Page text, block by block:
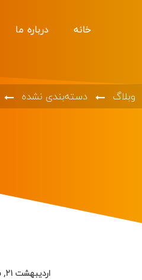
خانه درباره ما
وبلاگ دسته‌بندی نشده
اردیبهشت ۲۱, ۱۴۰۵